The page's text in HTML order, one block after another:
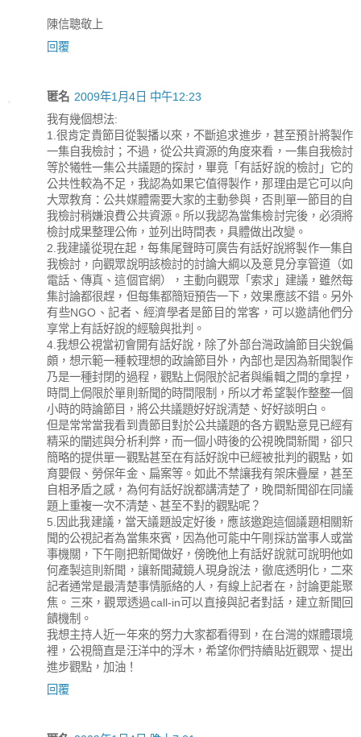
陳信聰敬上
回覆
匿名 2009年1月4日 中午12:23
我有幾個想法:
1.很肯定貴節目從製播以來，不斷追求進步，甚至預計將製作
一集自我檢討；不過，從公共資源的角度來看，一集自我檢討
等於犧牲一集公共議題的探討，畢竟「有話好說的檢討」它的
公共性較為不足，我認為如果它值得製作，那理由是它可以向
大眾教育：公共媒體需要大家的主動參與，否則單一節目的自
我檢討稍嫌浪費公共資源。所以我認為當集檢討完後，必須將
檢討成果整理公佈，並列出時間表，具體做出改變。
2.我建議從現在起，每集尾聲時可廣告有話好說將製作一集自
我檢討，向觀眾說明該檢討的討論大綱以及意見分享管道（如
電話、傳真、這個官網），主動向觀眾「索求」建議，雖然每
集討論都很趕，但每集都簡短預告一下，效果應該不錯。另外
有些NGO、記者、經濟學者是節目的常客，可以邀請他們分
享常上有話好說的經驗與批判。
4.我想公視當初會開有話好說，除了外部台灣政論節目尖銳偏
頗，想示範一種較理想的政論節目外，內部也是因為新聞製作
乃是一種封閉的過程，觀點上侷限於記者與編輯之間的拿捏，
時間上侷限於單則新聞的時間限制，所以才希望製作整整一個
小時的時論節目，將公共議題好好說清楚、好好談明白。
但是常常當我看到貴節目對於公共議題的各方觀點意見已經有
精采的闡述與分析利弊，而一個小時後的公視晚間新聞，卻只
簡略的提供單一觀點甚至在有話好說中已經被批判的觀點，如
育嬰假、勞保年金、扁案等。如此不禁讓我有架床疊屋，甚至
自相矛盾之感，為何有話好說都講清楚了，晚間新聞卻在同議
題上重複一次不清楚、甚至不對的觀點呢？
5.因此我建議，當天議題設定好後，應該邀跑這個議題相關新
聞的公視記者為當集來賓，因為他可能中午剛採訪當事人或當
事機關，下午剛把新聞做好，傍晚他上有話好說就可說明他如
何產製這則新聞，讓新聞藏鏡人現身說法，徹底透明化，二來
記者通常是最清楚事情脈絡的人，有線上記者在，討論更能聚
焦。三來，觀眾透過call-in可以直接與記者對話，建立新聞回
饋機制。
我想主持人近一年來的努力大家都看得到，在台灣的媒體環境
裡，公視簡直是汪洋中的浮木，希望你們持續貼近觀眾、提出
進步觀點，加油！
回覆